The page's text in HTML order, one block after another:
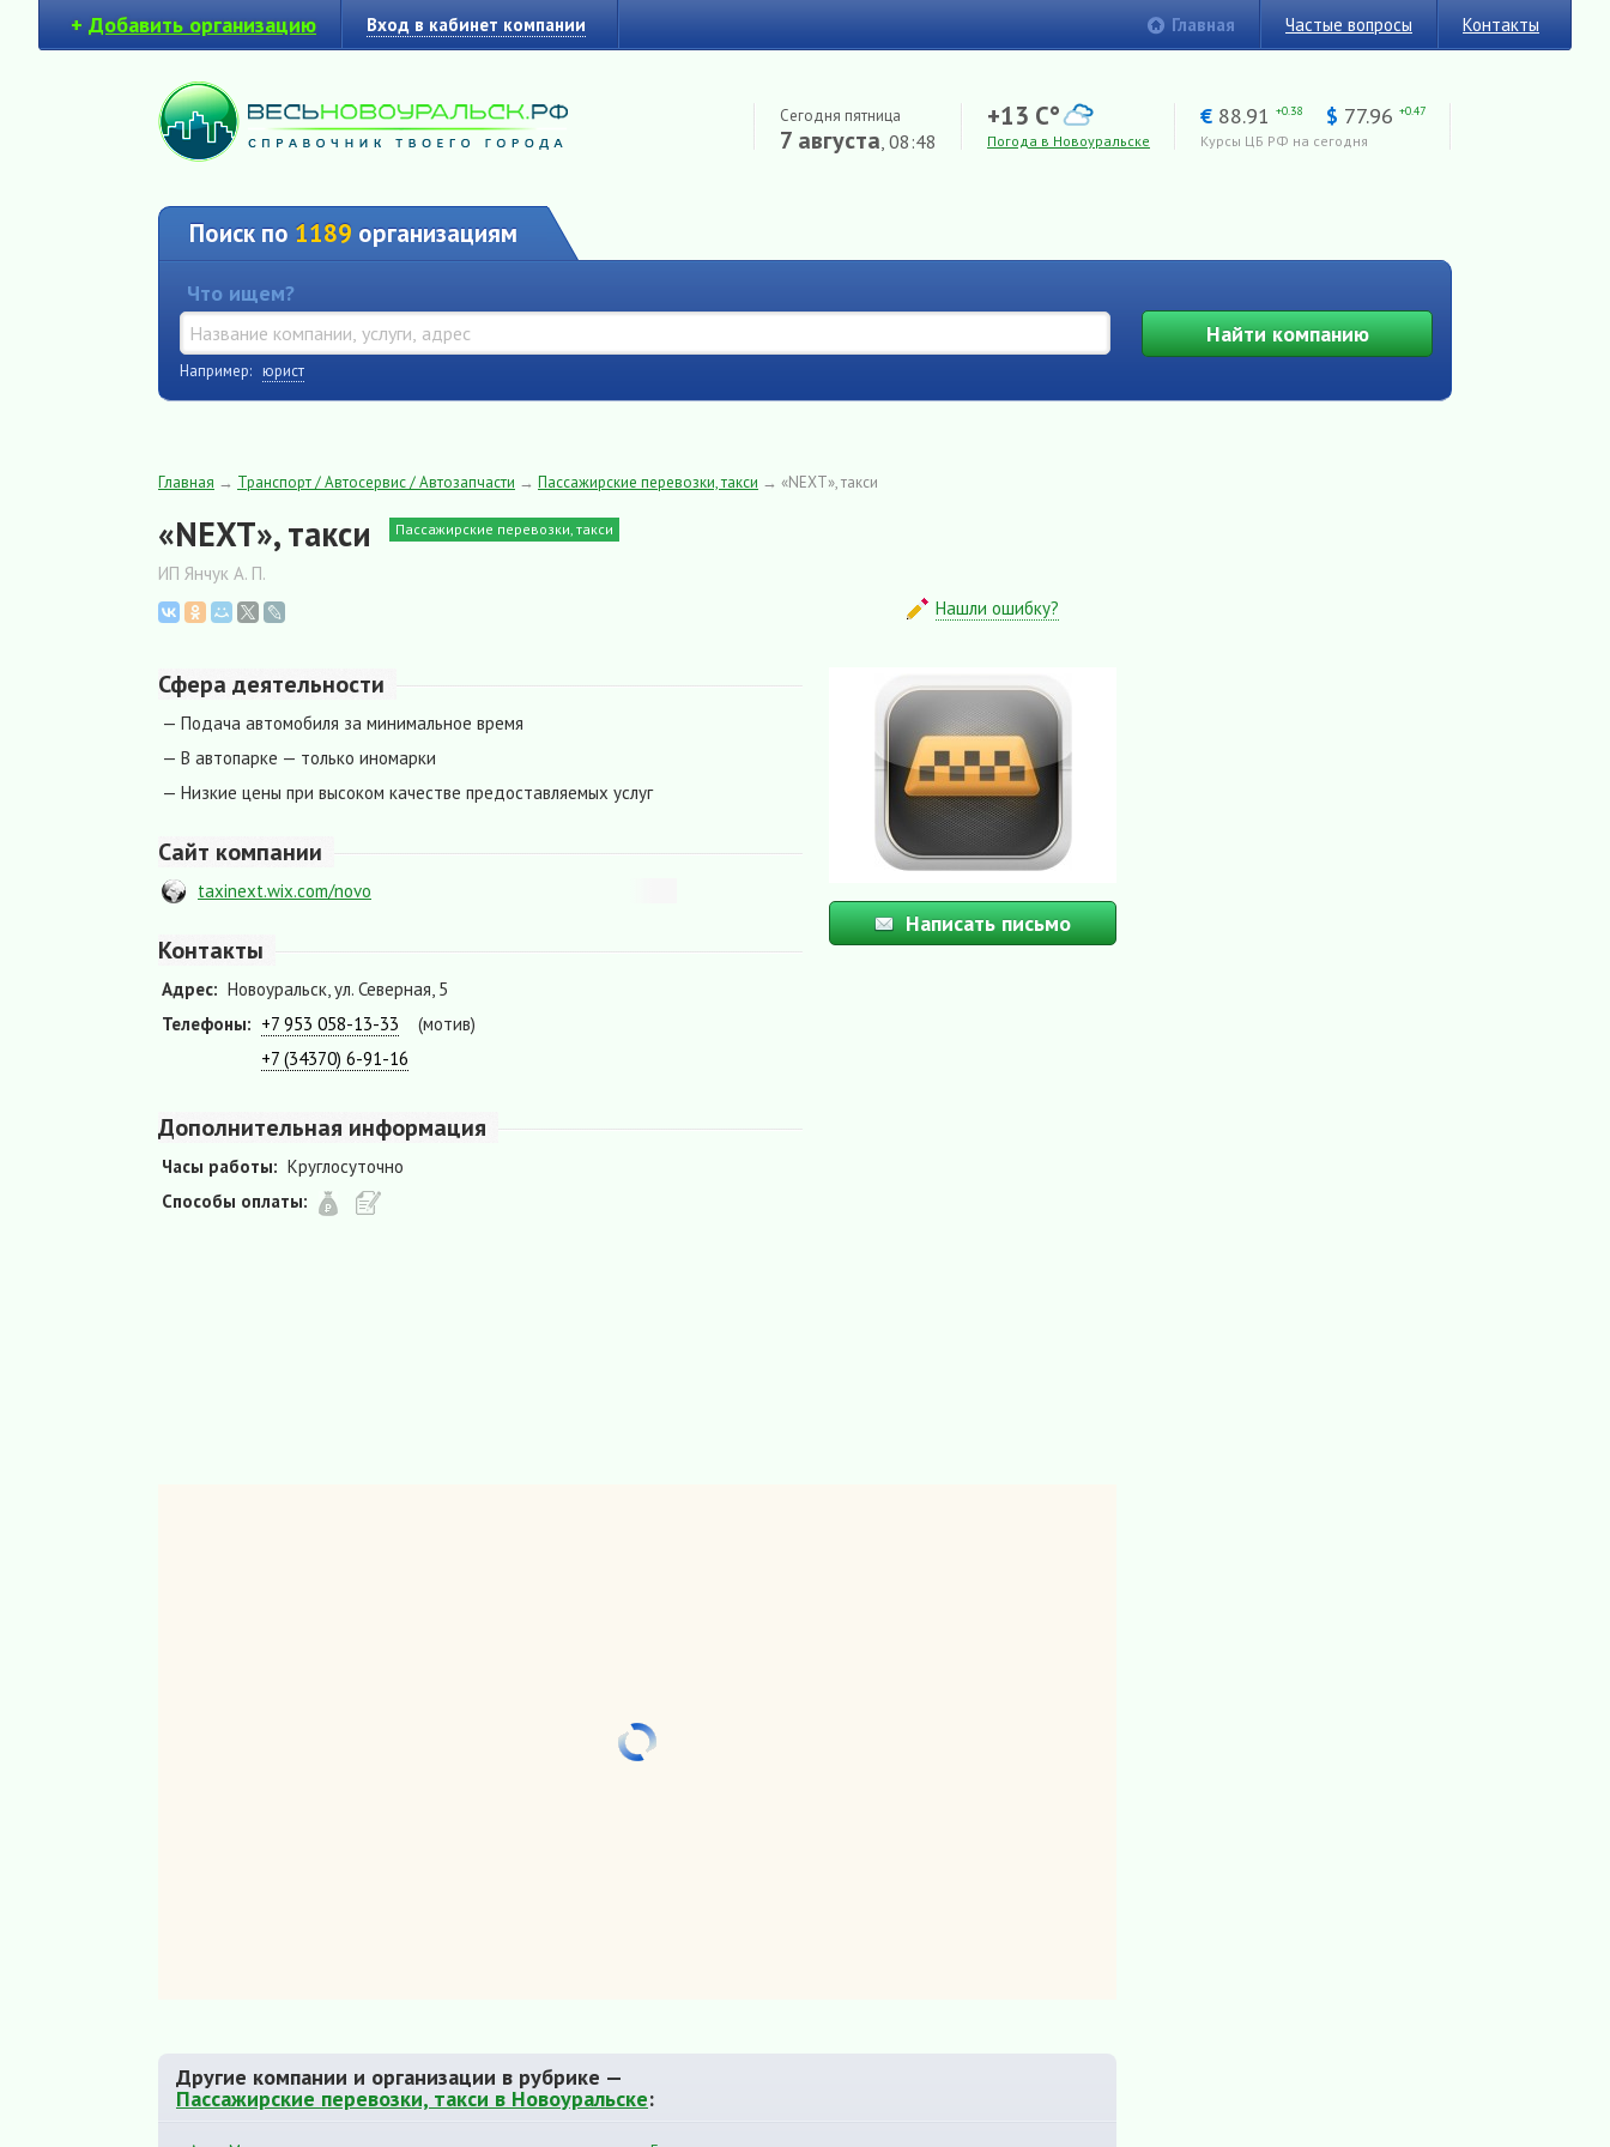
+ Добавить организацию Вход в кабинет компании Главная Частые вопросы Контакты
Сегодня пятница
7 августа, 08:48
+13 C°
Погода в Новоуральске
€ 88.91 +0.38 $ 77.96 +0.47
Курсы ЦБ РФ на сегодня
Поиск по 1189 организациям
Что ищем?
Найтикомпанию
Например: юрист
Главная → Транспорт / Автосервис / Автозапчасти → Пассажирские перевозки, такси → «NEXT», такси
«NEXT», такси Пассажирские перевозки, такси
ИП Янчук А. П.
Нашли ошибку?
Сфера деятельности
— Подача автомобиля за минимальное время
— В автопарке — только иномарки
— Низкие цены при высоком качестве предоставляемых услуг
Сайт компании
taxinext.wix.com/novo
Контакты
Адрес: Новоуральск, ул. Северная, 5
Телефоны: +7 953 058-13-33
(мотив)
+7 (34370) 6-91-16
Дополнительная информация
Часы работы: Круглосуточно
Способы оплаты:
Написать письмо
Другие компании и организации в рубрике —
Пассажирские перевозки, такси в Новоуральске: